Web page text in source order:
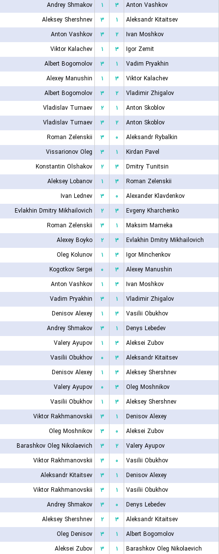
Andrey Shmakov
۱ ۳
Anton Vashkov
Aleksey Shershnev
۳ ۱
Aleksandr Kitaitsev
Anton Vashkov
۳ ۲
Ivan Moshkov
Viktor Kalachev
۱ ۳
Igor Zemit
Albert Bogomolov
۳ ۱
Vadim Pryakhin
Alexey Manushin
۱ ۳
Viktor Kalachev
Albert Bogomolov
۳ ۲
Vladimir Zhigalov
Vladislav Turnaev
۲ ۱
Anton Skoblov
Vladislav Turnaev
۳ ۲
Anton Skoblov
Roman Zelenskii
۳ ۰
Aleksandr Rybalkin
Vissarionov Oleg
۳ ۱
Kirdan Pavel
Konstantin Olshakov
۲ ۳
Dmitry Tunitsin
Aleksey Lobanov
۱ ۳
Roman Zelenskii
Ivan Lednev
۳ ۰
Alexander Klavdenkov
Evlakhin Dmitry Mikhailovich
۲ ۳
Evgeny Kharchenko
Roman Zelenskii
۳ ۱
Maksim Mameka
Alexey Boyko
۲ ۳
Evlakhin Dmitry Mikhailovich
Oleg Kolunov
۱ ۳
Igor Minchenkov
Kogotkov Sergei
۰ ۳
Alexey Manushin
Anton Vashkov
۱ ۳
Ivan Moshkov
Vadim Pryakhin
۳ ۱
Vladimir Zhigalov
Denisov Alexey
۱ ۳
Vasilii Obukhov
Andrey Shmakov
۳ ۱
Denys Lebedev
Valery Ayupov
۱ ۳
Aleksei Zubov
Vasilii Obukhov
۰ ۳
Aleksandr Kitaitsev
Denisov Alexey
۱ ۳
Aleksey Shershnev
Valery Ayupov
۰ ۳
Oleg Moshnikov
Vasilii Obukhov
۱ ۳
Aleksey Shershnev
Viktor Rakhmanovskii
۳ ۱
Denisov Alexey
Oleg Moshnikov
۳ ۰
Aleksei Zubov
Barashkov Oleg Nikolaevich
۳ ۲
Valery Ayupov
Viktor Rakhmanovskii
۳ ۰
Vasilii Obukhov
Aleksandr Kitaitsev
۳ ۱
Denisov Alexey
Viktor Rakhmanovskii
۳ ۱
Vasilii Obukhov
Andrey Shmakov
۳ ۰
Denys Lebedev
Aleksey Shershnev
۲ ۳
Aleksandr Kitaitsev
Oleg Denisov
۳ ۱
Albert Bogomolov
Aleksei Zubov
۳ ۱
Barashkov Oleg Nikolaevich